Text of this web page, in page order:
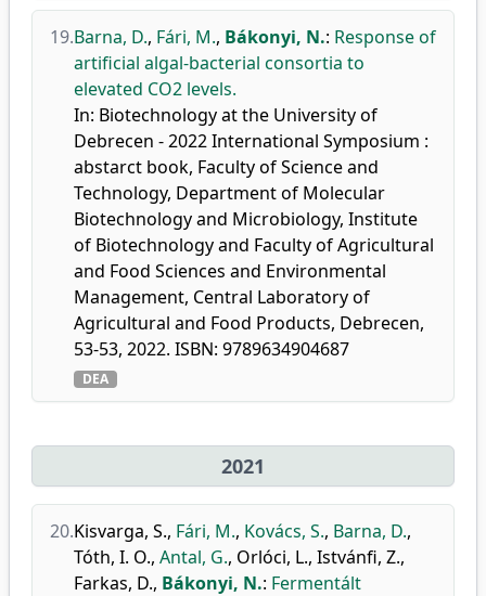
19.Barna, D., Fári, M., Bákonyi, N.: Response of
artificial algal-bacterial consortia to
elevated CO2 levels.
In: Biotechnology at the University of
Debrecen - 2022 International Symposium :
abstarct book, Faculty of Science and
Technology, Department of Molecular
Biotechnology and Microbiology, Institute
of Biotechnology and Faculty of Agricultural
and Food Sciences and Environmental
Management, Central Laboratory of
Agricultural and Food Products, Debrecen,
53-53, 2022. ISBN: 9789634904687
DEA
2021
20.Kisvarga, S., Fári, M., Kovács, S., Barna, D.,
Tóth, I. O., Antal, G., Orlóci, L., Istvánfi, Z.,
Farkas, D., Bákonyi, N.: Fermentált